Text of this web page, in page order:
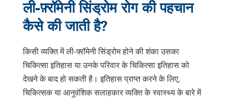
माता से और एक अपने पिता से वंशानुगत रूप से प्राप्त
होती है। ली-फ़्रॉमेनी सिंड्रोम वाले लोगों की कोशिकाओं
प्रतिकृति बदल जाती है, या उत्परिवर्तित हो जाती है।
जब कोशिका में TP53 की शेष बची कार्यशील प्रतिकृति
क्षतिग्रस्त हो जाती है, तो उससे कैंसर हो सकता है।
ली-फ़्रॉमेनी सिंड्रोम रोग की पहचान
कैसे की जाती है?
किसी व्यक्ति में ली-फ़्रॉमेनी सिंड्रोम होने की शंका उसका
चिकित्सा इतिहास या उनके परिवार के चिकित्सा इतिहास को
देखने के बाद हो सकती है। इतिहास प्राप्त करने के लिए,
चिकित्सक या आनुवंशिक सलाहकार व्यक्ति के स्वास्थ्य के बारे में